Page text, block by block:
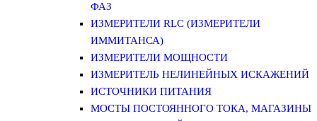
ФАЗ
ИЗМЕРИТЕЛИ RLC (ИЗМЕРИТЕЛИ
ИММИТАНСА)
ИЗМЕРИТЕЛИ МОЩНОСТИ
ИЗМЕРИТЕЛЬ НЕЛИНЕЙНЫХ ИСКАЖЕНИЙ
ИСТОЧНИКИ ПИТАНИЯ
МОСТЫ ПОСТОЯННОГО ТОКА, МАГАЗИНЫ